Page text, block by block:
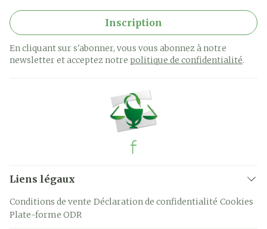
Inscription
En cliquant sur s'abonner, vous vous abonnez à notre
newsletter et acceptez notre politique de confidentialité.
Liens légaux
Conditions de vente Déclaration de confidentialité Cookies
Plate-forme ODR